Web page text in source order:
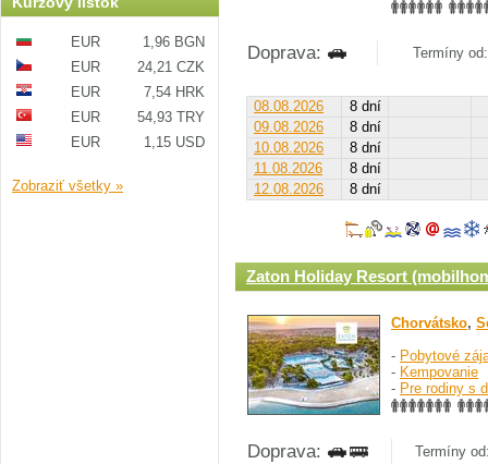
EUR
1,96 BGN
EUR
24,21 CZK
EUR
7,54 HRK
EUR
54,93 TRY
EUR
1,15 USD
Zobraziť všetky »
Doprava: Termíny
08.08.2026
8 dní
09.08.2026
8 dní
10.08.2026
8 dní
11.08.2026
8 dní
12.08.2026
8 dní
Zaton Holiday Resort
Chorvátsko,
- Pobytové
- Kempovanie
- Pre rodiny s
Doprava: Termíny